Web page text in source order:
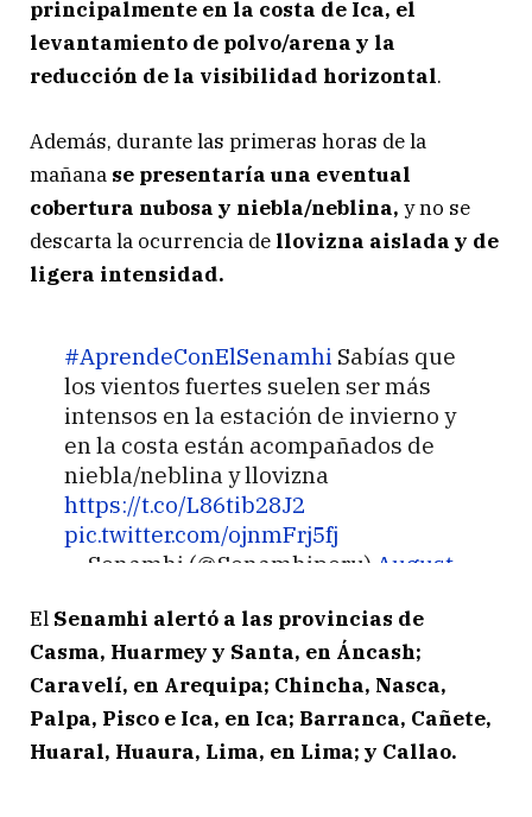
principalmente en la costa de Ica, el
levantamiento de polvo/arena y la
reducción de la visibilidad horizontal.
Además, durante las primeras horas de la
mañana se presentaría una eventual
cobertura nubosa y niebla/neblina, y no se
descarta la ocurrencia de llovizna aislada y de
ligera intensidad.
#AprendeConElSenamhi Sabías que
los vientos fuertes suelen ser más
intensos en la estación de invierno y
en la costa están acompañados de
niebla/neblina y llovizna
https://t.co/L86tib28J2
pic.twitter.com/ojnmFrj5fj
— Senamhi (@Senamhiperu) August
El Senamhi alertó a las provincias de
Casma, Huarmey y Santa, en Áncash;
Caravelí, en Arequipa; Chincha, Nasca,
Palpa, Pisco e Ica, en Ica; Barranca, Cañete,
Huaral, Huaura, Lima, en Lima; y Callao.